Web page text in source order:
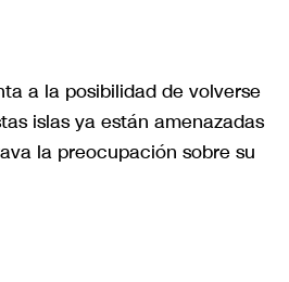
a la posibilidad de volverse
islas ya están amenazadas
la preocupación sobre su